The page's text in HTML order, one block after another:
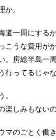
か。
道一周にするか
こうな費用が
。房総半島一
行ってるじゃ
楽しみもないの
マのごとく働